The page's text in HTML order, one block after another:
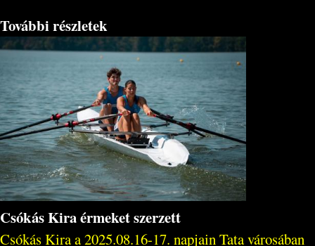
További részletek
Csókás Kira érmeket szerzett
Csókás Kira a 2025.08.16-17. napjain Tata városában